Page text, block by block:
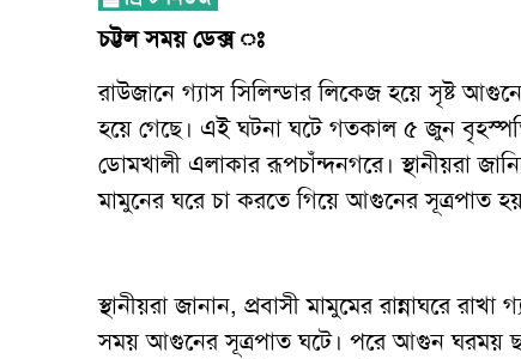
চট্টল সময় ডেক্স ঃ
রাউজানে গ্যাস সিলিন্ডার লিকেজ হয়ে সৃষ্ট
হয়ে গেছে। এই ঘটনা ঘটে গতকাল ৫ জুন
ডোমখালী এলাকার রূপচাঁন্দনগরে। স্থানীয়রা
মামুনের ঘরে চা করতে গিয়ে আগুনের সূত্রপাত
স্থানীয়রা জানান, প্রবাসী মামুমের রান্নাঘরে
সময় আগুনের সূত্রপাত ঘটে। পরে আগুন ঘরময়